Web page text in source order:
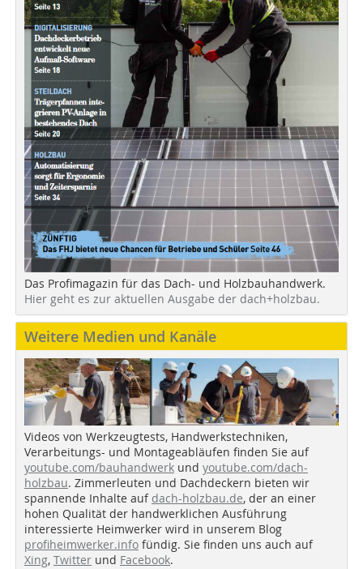
Das Profimagazin für das Dach- und Holzbauhandwerk.
Hier geht es zur aktuellen Ausgabe der dach+holzbau.
Weitere Medien und Kanäle
Videos von Werkzeugtests, Handwerkstechniken,
Verarbeitungs- und Montageabläufen finden Sie auf
youtube.com/bauhandwerk und youtube.com/dach-
holzbau. Zimmerleuten und Dachdeckern bieten wir
spannende Inhalte auf dach-holzbau.de, der an einer
hohen Qualität der handwerklichen Ausführung
interessierte Heimwerker wird in unserem Blog
profiheimwerker.info fündig. Sie finden uns auch auf
Xing, Twitter und Facebook.